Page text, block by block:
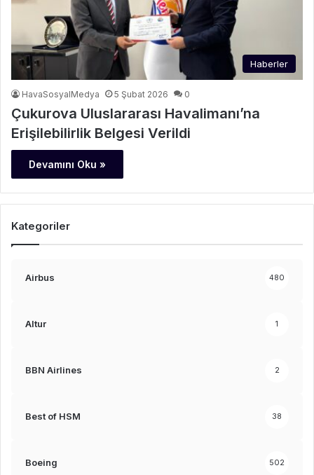
Haberler
HavaSosyalMedya 5 Şubat 2026 0
Çukurova Uluslararası Havalimanı’na
Erişilebilirlik Belgesi Verildi
Devamını Oku »
Kategoriler
Airbus 480
Altur 1
BBN Airlines 2
Best of HSM 38
Boeing 502